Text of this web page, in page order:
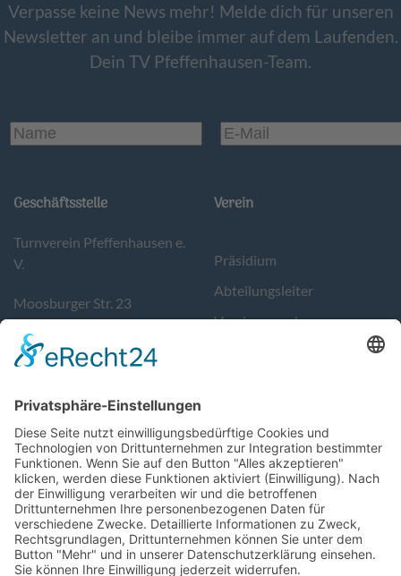
Verpasse keine News mehr! Melde dich für unseren
Newsletter an und bleibe immer auf dem Laufenden.
Dein TV Pfeffenhausen-Team.
Geschäftsstelle
Turnverein Pfeffenhausen e.
V.
Moosburger Str. 23
84076 Pfeffenhausen
Tel. 08782/9783400
Geschäftszeiten:
Donnerstag von 17-19 Uhr.
Verein
Präsidium
Abteilungsleiter
Vereinsausschuss
Support
Impressum
Follow Us